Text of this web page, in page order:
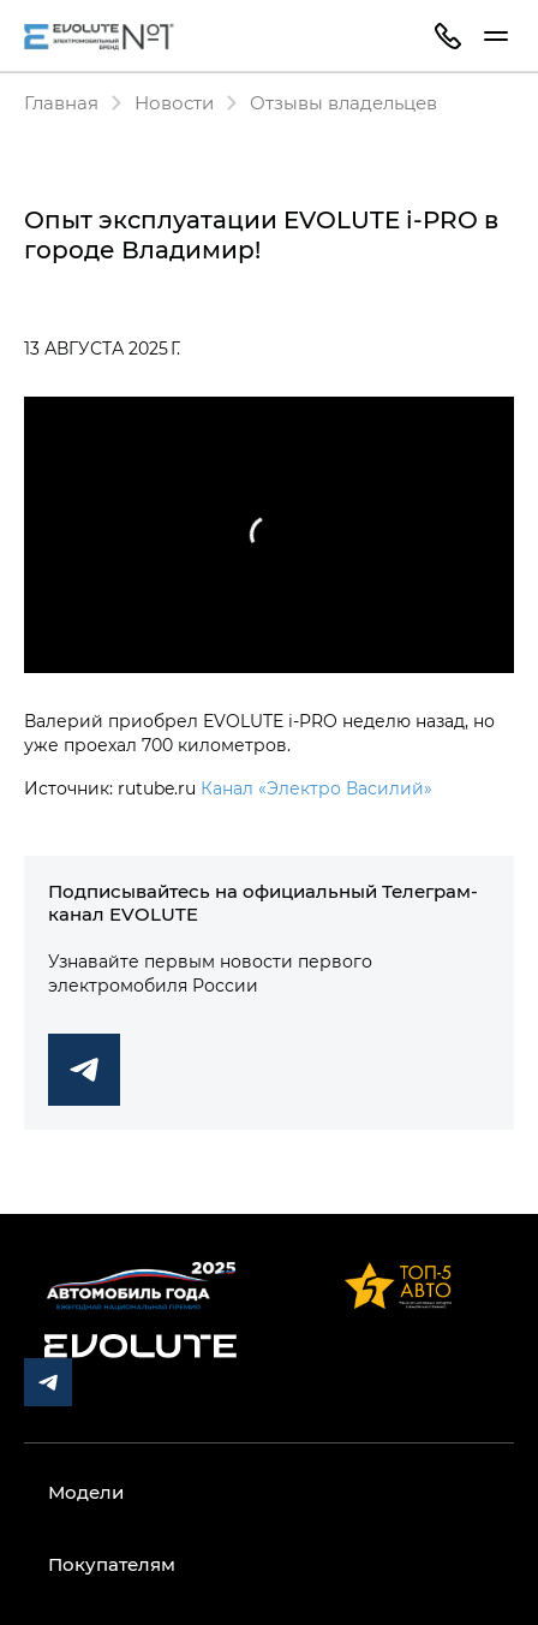
Главная Новости Отзывы владельцев
Опыт эксплуатации EVOLUTE i‑PRO в
городе Владимир!
13 АВГУСТА 2025 Г.
Валерий приобрел EVOLUTE i‑PRO неделю назад, но
уже проехал 700 километров.
Источник: rutube.ru Канал «Электро Василий»
Подписывайтесь на официальный Телеграм-
канал EVOLUTE
Узнавайте первым новости первого
электромобиля России
Модели
Покупателям